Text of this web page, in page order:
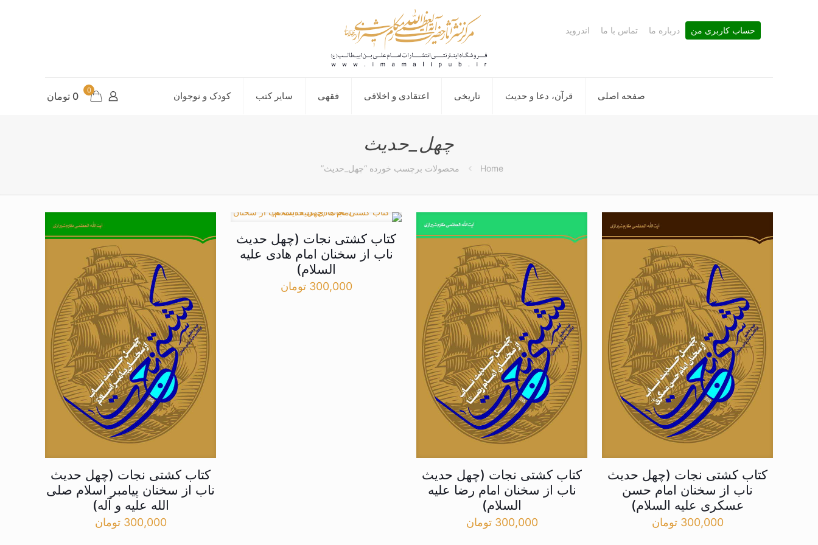
صفحه اصلی قرآن، دعا و حدیث تاریخی اعتقادی و اخلاقی فقهی سایر کتب کودک و نوجوان
حساب کاربری من درباره ما تماس با ما اندروید
0 0 تومان
چهل_حدیث
Home محصولات برچسب خورده “چهل_حدیث”
کتاب کشتی نجات (چهل حدیث
ناب از سخنان امام حسن
عسکری علیه السلام)
300,000 تومان
کتاب کشتی نجات (چهل حدیث
ناب از سخنان امام رضا علیه
السلام)
300,000 تومان
کتاب کشتی نجات (چهل حدیث
ناب از سخنان امام هادی علیه
السلام)
300,000 تومان
کتاب کشتی نجات (چهل حدیث
ناب از سخنان پیامبر اسلام صلی
الله علیه و آله)
300,000 تومان